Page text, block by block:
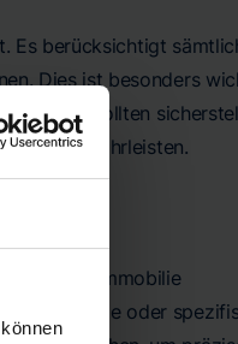
Es berücksichtigt
Dies ist besonders
geht. Sie sollten
zu gewährleisten.
Ihrer Immobilie
Merkmale oder